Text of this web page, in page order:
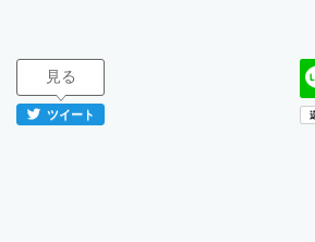
見る
ツイート